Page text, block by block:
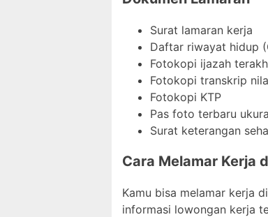
Surat lamaran kerja
Daftar riwayat hidup
Fotokopi ijazah
Fotokopi transkrip
Fotokopi KTP
Pas foto terbaru
Surat keterangan
Cara Melamar Kerja
Kamu bisa melamar kerja
informasi lowongan kerja